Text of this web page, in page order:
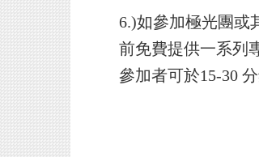
6.)如參加極光團或
前免費提供一系列
參加者可於15-30